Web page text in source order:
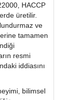
HACCP
üretilir.
ve
tamamen
resmi
iddiasını
bilimsel